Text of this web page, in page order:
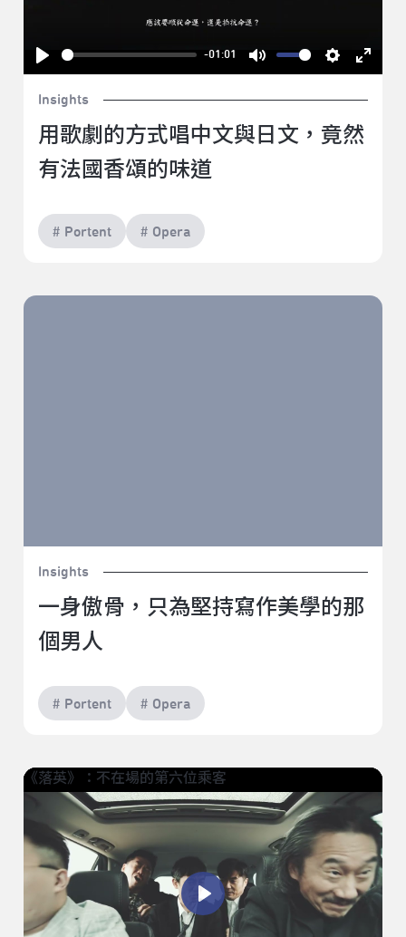
Play
-01:01
Mute Settings
Enter
Insights
用歌劇的方式唱中文與日文，竟然
有法國香頌的味道
# Portent # Opera
一身傲骨，只為堅持寫作美學的那個男人
Insights
一身傲骨，只為堅持寫作美學的那
個男人
# Portent # Opera
Play
《落英》：不在場的第六位乘客